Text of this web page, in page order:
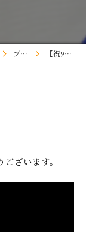
ブログ 【祝9周年】
ざいます。